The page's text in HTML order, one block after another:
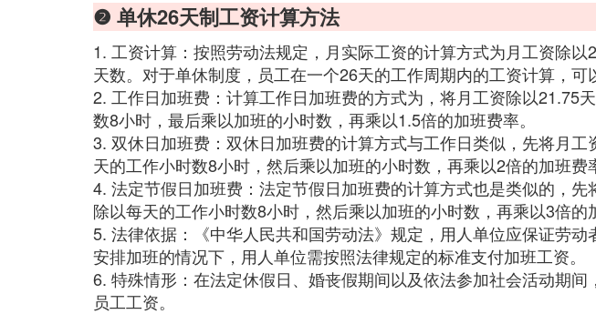
❷ 单休26天制工资计算方法
1. 工资计算：按照劳动法规定，月实际工资的计算方式为月工资除以
天数。对于单休制度，员工在一个26天的工作周期内的工资计算，可
2. 工作日加班费：计算工作日加班费的方式为，将月工资除以21.75
数8小时，最后乘以加班的小时数，再乘以1.5倍的加班费率。
3. 双休日加班费：双休日加班费的计算方式与工作日类似，先将月
天的工作小时数8小时，然后乘以加班的小时数，再乘以2倍的加班费
4. 法定节假日加班费：法定节假日加班费的计算方式也是类似的，
除以每天的工作小时数8小时，然后乘以加班的小时数，再乘以3倍的
5. 法律依据：《中华人民共和国劳动法》规定，用人单位应保证劳动
安排加班的情况下，用人单位需按照法律规定的标准支付加班工资。
6. 特殊情形：在法定休假日、婚丧假期间以及依法参加社会活动期
员工工资。